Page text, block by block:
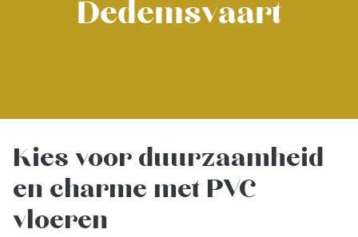
Dedemsvaart
Kies voor duurzaamheid
en charme met PVC
vloeren